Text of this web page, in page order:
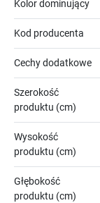
Kolor dominujący
Kod producenta
Cechy dodatkowe
Szerokość
produktu (cm)
Wysokość
produktu (cm)
Głębokość
produktu (cm)